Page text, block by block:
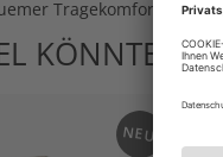
Tragekomfort durch
KÖNNTEN
NEU